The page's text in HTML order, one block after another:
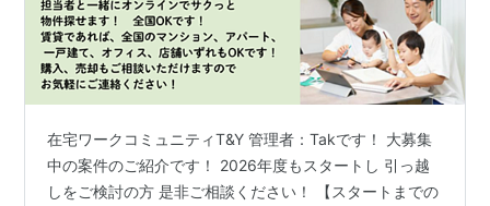
在宅ワークコミュニティT&Y 管理者：Takです！ 大募集
中の案件のご紹介です！ 2026年度もスタートし 引っ越
しをご検討の方 是非ご相談ください！ 【スタートまでの